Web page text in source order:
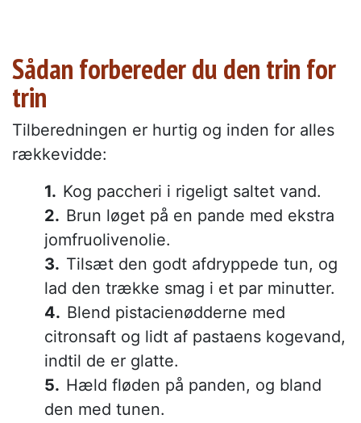
Sådan forbereder du den trin for
trin
Tilberedningen er hurtig og inden for alles
rækkevidde:
Kog paccheri i rigeligt saltet vand.
Brun løget på en pande med ekstra
jomfruolivenolie.
Tilsæt den godt afdryppede tun, og
lad den trække smag i et par minutter.
Blend pistacienødderne med
citronsaft og lidt af pastaens kogevand,
indtil de er glatte.
Hæld fløden på panden, og bland
den med tunen.